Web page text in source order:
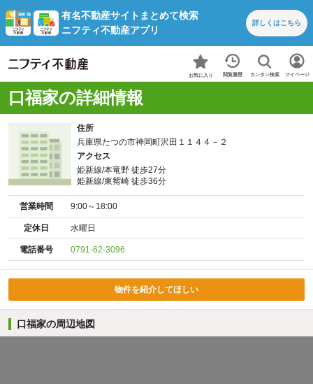
有名不動産サイトまとめて検索
ニフティ不動産アプリ
詳しくはこちら
お気に入り 閲覧履歴 カンタン検索 マイページ
口福家の詳細情報
住所
兵庫県たつの市神岡町沢田１１４４－２
アクセス
姫新線/本竜野 徒歩27分
姫新線/東觜崎 徒歩36分
営業時間 9:00～18:00
定休日 水曜日
電話番号 0791-62-3096
物件を紹介してほしい
口福家の周辺地図